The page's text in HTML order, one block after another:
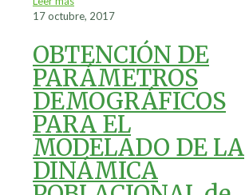
17 octubre, 2017
OBTENCIÓN DE
PARÁMETROS
DEMOGRÁFICOS
PARA EL
MODELADO DE LA
DINÁMICA